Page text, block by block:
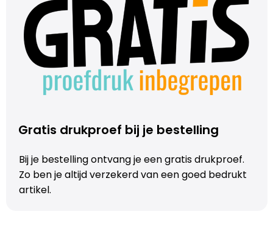
Promotietassen
Goodiebags
Gratis drukproef bij je bestelling
Bij je bestelling ontvang je een gratis drukproef.
Zo ben je altijd verzekerd van een goed bedrukt
artikel.